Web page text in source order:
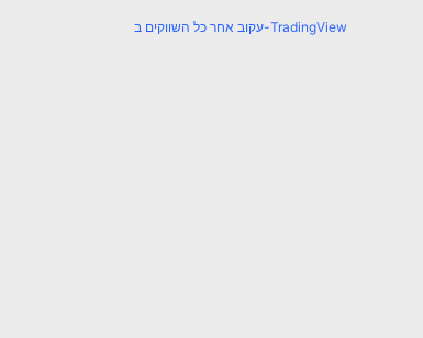
עקוב אחר כל השווקים ב-TradingView